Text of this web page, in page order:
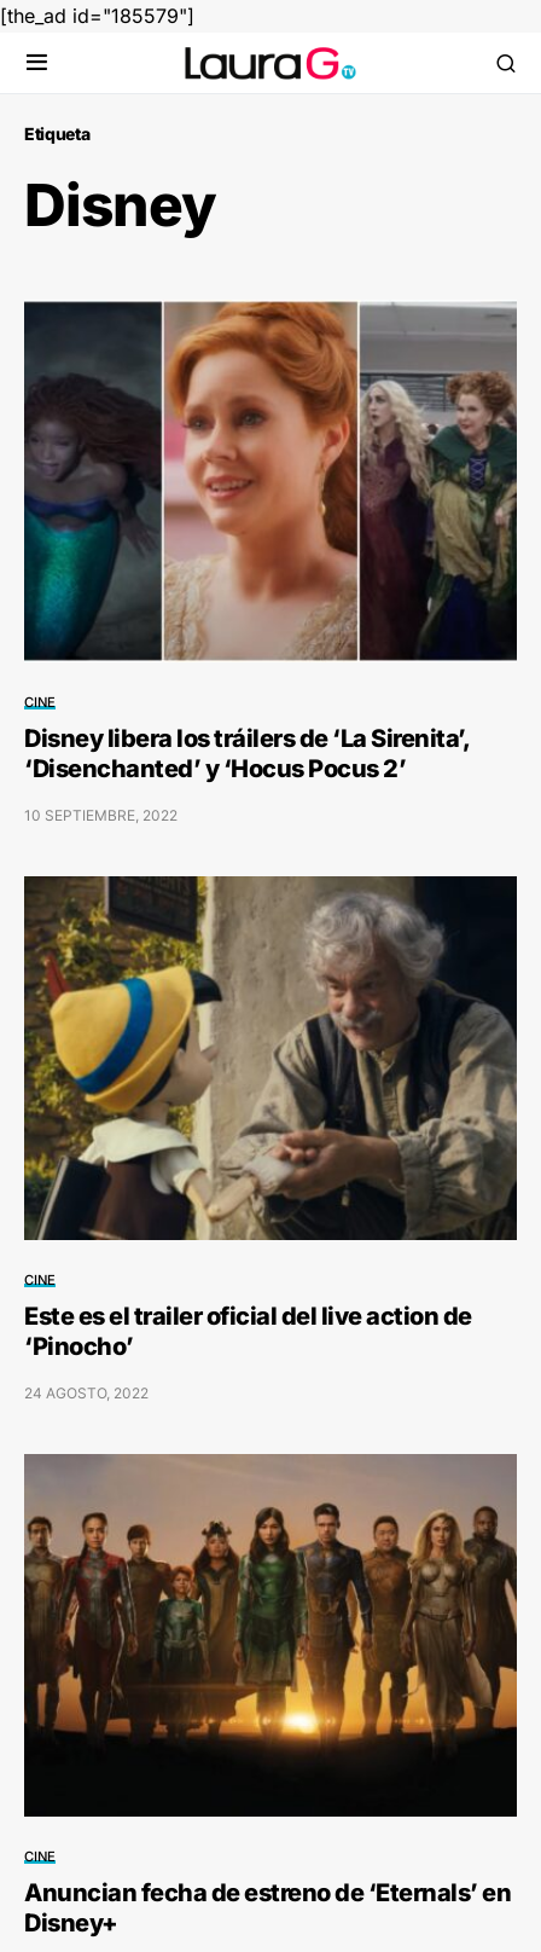
[the_ad id="185579"]
Etiqueta
Disney
CINE
Disney libera los tráilers de ‘La Sirenita’,
‘Disenchanted’ y ‘Hocus Pocus 2’
10 SEPTIEMBRE, 2022
CINE
Este es el trailer oficial del live action de
‘Pinocho’
24 AGOSTO, 2022
CINE
Anuncian fecha de estreno de ‘Eternals’ en
Disney+